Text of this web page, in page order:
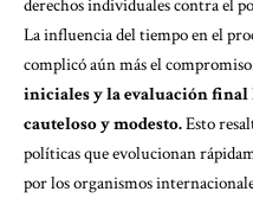
derechos individuales contra el
La influencia del tiempo en el
complicó aún más el
iniciales y la evaluación final
cauteloso y modesto.Esto
políticas que evolucionan
por los organismos